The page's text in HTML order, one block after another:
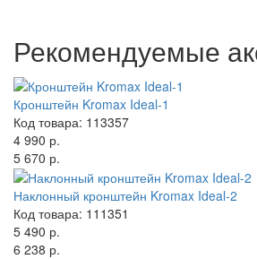
Рекомендуемые
Кронштейн Kromax Ideal-1
Код товара: 113357
4 990 р.
5 670 р.
Наклонный кронштейн Kromax Ideal-2
Код товара: 111351
5 490 р.
6 238 р.